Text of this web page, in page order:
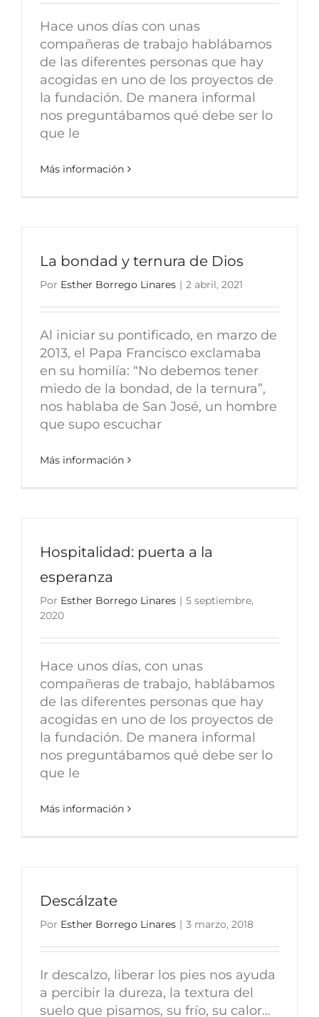
Hace unos días con unas
compañeras de trabajo hablábamos
de las diferentes personas que hay
acogidas en uno de los proyectos de
la fundación. De manera informal
nos preguntábamos qué debe ser lo
que le
Más información
La bondad y ternura de Dios
Por Esther Borrego Linares | 2 abril, 2021
Al iniciar su pontificado, en marzo de
2013, el Papa Francisco exclamaba
en su homilía: “No debemos tener
miedo de la bondad, de la ternura”,
nos hablaba de San José, un hombre
que supo escuchar
Más información
Hospitalidad: puerta a la
esperanza
Por Esther Borrego Linares | 5 septiembre,
2020
Hace unos días, con unas
compañeras de trabajo, hablábamos
de las diferentes personas que hay
acogidas en uno de los proyectos de
la fundación. De manera informal
nos preguntábamos qué debe ser lo
que le
Más información
Descálzate
Por Esther Borrego Linares | 3 marzo, 2018
Ir descalzo, liberar los pies nos ayuda
a percibir la dureza, la textura del
suelo que pisamos, su frío, su calor…